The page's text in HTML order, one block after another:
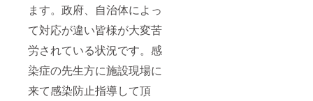
ます。政府、自治体によっ
て対応が違い皆様が大変苦
労されている状況です。感
染症の先生方に施設現場に
来て感染防止指導して頂